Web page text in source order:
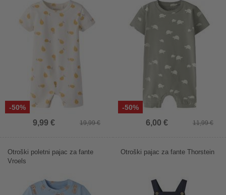
-50%
19,99 €
9,99 €
-50%
11,99 €
6,00 €
Otroški poletni pajac za fante
Vroels
Otroški pajac za fante Thorstein